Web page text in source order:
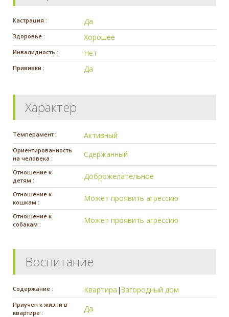
Кастрация : Да
Здоровье : Хорошее
Инвалидность : Нет
Прививки : Да
Характер
Темперамент : Активный
Ориентированность
на человека :
Сдержанный
Отношение к
детям :
Доброжелательное
Отношение к
кошкам :
Может проявить агрессию
Отношение к
собакам :
Может проявить агрессию
Воспитание
Содержание : Квартира |Загородный дом
Приучен к жизни в
квартире :
Да